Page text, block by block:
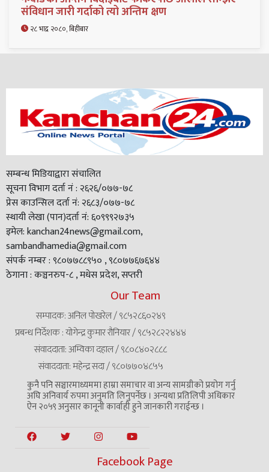
संविधान जारी गर्दाको त्यो अन्तिम क्षण
२८ भाद्र २०८०, बिहीबार
सम्बन्ध मिडियाद्वारा संचालित
सूचना विभाग दर्ता नं : २६२६/०७७-७८
प्रेस काउन्सिल दर्ता नं: २६८३/०७७-७८
स्थायी लेखा (पान)दर्ता नं: ६०९९९२७३५
इमेल: kanchan24news@gmail.com,
sambandhamedia@gmail.com
संपर्क नम्बर : ९८०७७८८९५० , ९८०७७६७६४४
ठेगाना : कञ्चनरुप-८ , मधेस प्रदेश, सप्तरी
Our Team
सम्पादक: अनिल पोखरेल / ९८५२८६०२४९
प्रबन्ध निर्देशक : योगेन्द्र कुमार रौनियार / ९८५२८२२४४४
संवाददाता: अम्विका दहाल / ९८०८४०२८८८
संवाददाता: महेन्द्र सदा / ९८०७७०४८५५
कुनै पनि सञ्चारमाध्यममा हाम्रा समाचार वा अन्य सामग्रीको प्रयोग गर्नु
अघि अनिवार्य रुपमा अनुमति लिनुपर्नेछ । अन्यथा प्रतिलिपी अधिकार
ऐन २०५९ अनुसार कानूनी कार्वाही हुने जानकारी गराईन्छ ।
Facebook Page